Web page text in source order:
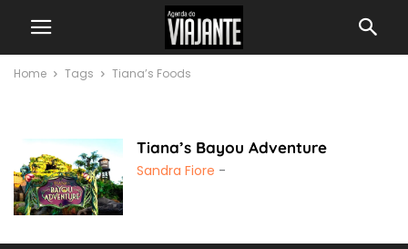
Home Tags Tiana’s Foods
Tiana’s Bayou Adventure
Sandra Fiore -